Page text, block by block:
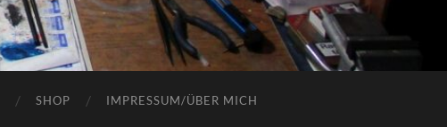
SHOP IMPRESSUM/ÜBER MICH